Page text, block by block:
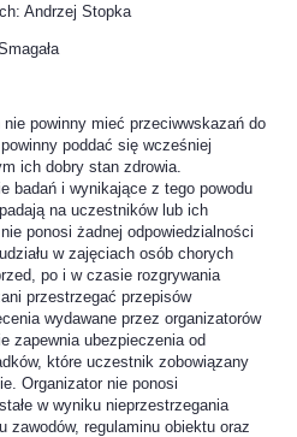
Andrzej Stopka
powinny mieć przeciwwskazań do
poddać się wcześniej
ich dobry stan zdrowia.
badań i wynikające z tego powodu
na uczestników lub ich
ponosi żadnej odpowiedzialności
w zajęciach osób chorych
po i w czasie rozgrywania
przestrzegać przepisów
wydawane przez organizatorów
zapewnia ubezpieczenia od
które uczestnik zobowiązany
Organizator nie ponosi
w wyniku nieprzestrzegania
zawodów, regulaminu obiektu oraz